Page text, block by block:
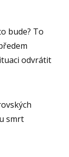
bude? To
odvrátit
smrt